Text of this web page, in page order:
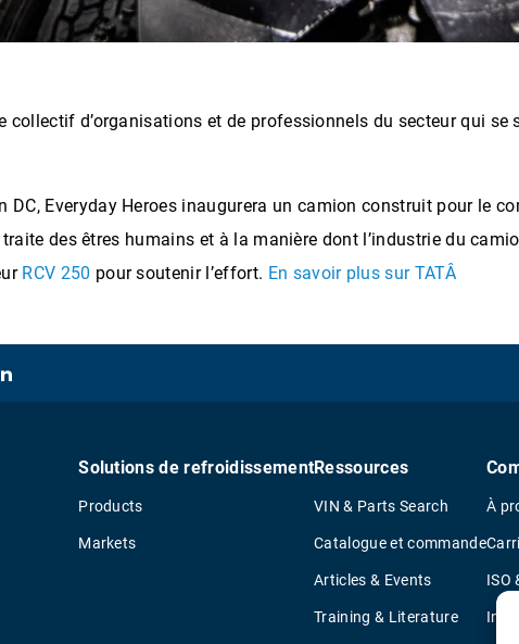
d’organisations et de professionnels du secteur qui se
Everyday Heroes inaugurera un camion construit pour le
des êtres humains et à la manière dont l’industrie du
RCV 250 pour soutenir l’effort. En savoir plus sur TATÂ
Solutions de refroidissement
Products
Markets
Ressources
VIN & Parts Search
Catalogue et commande
Articles & Events
Training & Literature
À
ISO